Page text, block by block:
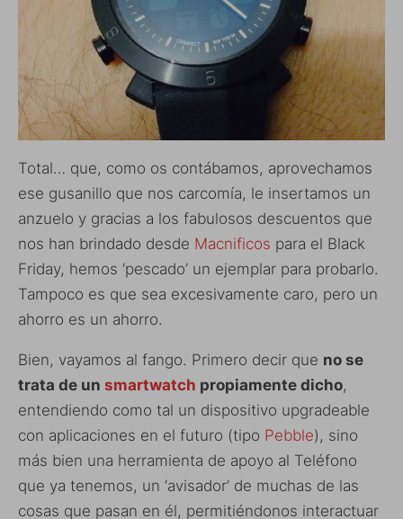
Total… que, como os contábamos, aprovechamos
ese gusanillo que nos carcomía, le insertamos un
anzuelo y gracias a los fabulosos descuentos que
nos han brindado desde Macnificos para el Black
Friday, hemos ‘pescado’ un ejemplar para probarlo.
Tampoco es que sea excesivamente caro, pero un
ahorro es un ahorro.
Bien, vayamos al fango. Primero decir que no se
trata de un smartwatch propiamente dicho,
entendiendo como tal un dispositivo upgradeable
con aplicaciones en el futuro (tipo Pebble), sino
más bien una herramienta de apoyo al Teléfono
que ya tenemos, un ‘avisador’ de muchas de las
cosas que pasan en él, permitiéndonos interactuar